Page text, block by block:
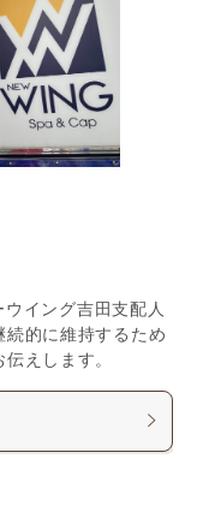
イング吉田支配人
的に維持するため
えします。